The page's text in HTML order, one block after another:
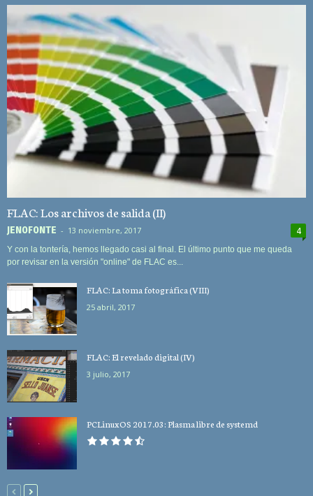
FLAC: Los archivos de salida (II)
JEN0F0NTE - 13 noviembre, 2017 4
Y con la tontería, hemos llegado casi al final. El último punto que me queda
por revisar en la versión "online" de FLAC es...
FLAC: La toma fotográfica (VIII)
25 abril, 2017
FLAC: El revelado digital (IV)
3 julio, 2017
PCLinuxOS 2017.03: Plasma libre de systemd